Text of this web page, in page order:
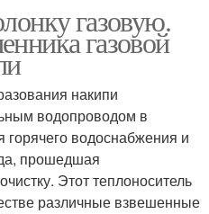
газовую.
газовой
накипи
водопроводом в
горячего водоснабжения и
прошедшая
Этот теплоноситель
различные взвешенные